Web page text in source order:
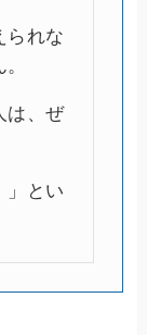
られな
は、ぜ
」とい